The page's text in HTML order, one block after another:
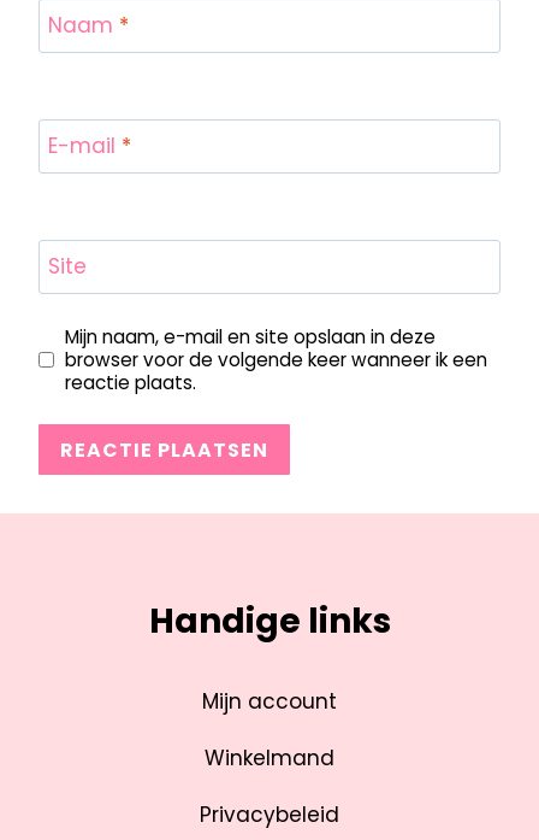
Naam *
E-mail *
Site
Mijn naam, e-mail en site opslaan in deze
browser voor de volgende keer wanneer ik een
reactie plaats.
Handige links
Mijn account
Winkelmand
Privacybeleid